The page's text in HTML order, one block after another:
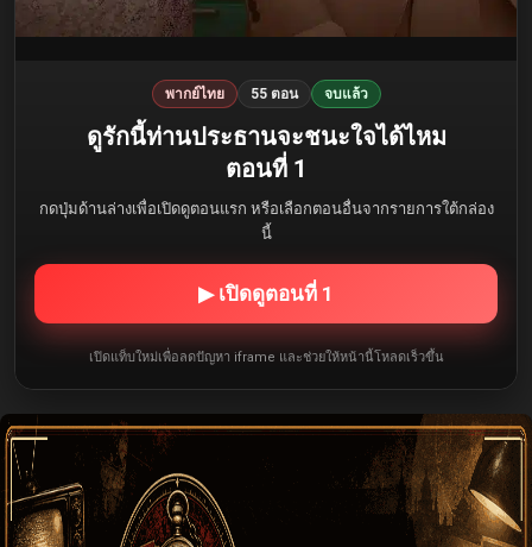
พากย์ไทย 55 ตอน จบแล้ว
ดูรักนี้ท่านประธานจะชนะใจได้ไหม
ตอนที่ 1
กดปุ่มด้านล่างเพื่อเปิดดูตอนแรก หรือเลือกตอนอื่นจากรายการใต้กล่อง
นี้
▶ เปิดดูตอนที่ 1
เปิดแท็บใหม่เพื่อลดปัญหา iframe และช่วยให้หน้านี้โหลดเร็วขึ้น